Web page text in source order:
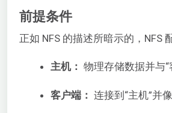
前提条件
正如 NFS 的描述所暗示的，NFS
主机： 物理存储数据并与
客户端： 连接到“主机”并